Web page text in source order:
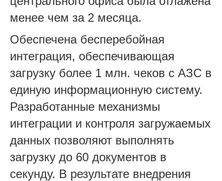
менее чем за 2 месяца.
Обеспечена бесперебойная
интеграция, обеспечивающая
загрузку более 1 млн. чеков с АЗС в
единую информационную систему.
Разработанные механизмы
интеграции и контроля загружаемых
данных позволяют выполнять
загрузку до 60 документов в
секунду. В результате внедрения